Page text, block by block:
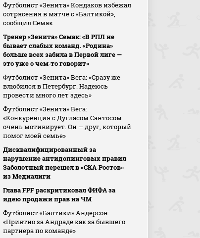
Футболист «Зенита» Кондаков избежал
сотрясения в матче с «Балтикой»,
сообщил Семак
Тренер «Зенита» Семак: «В РПЛ не
бывает слабых команд. «Родина»
больше всех забила в Первой лиге —
это уже о чем‑то говорит»
Футболист «Зенита» Вега: «Сразу же
влюбился в Петербург. Надеюсь
провести много лет здесь»
Футболист «Зенита» Вега:
«Конкуренция с Дугласом Сантосом
очень мотивирует. Он — друг, который
помог моей семье»
Дисквалифицированный за
нарушение антидопинговых правил
Заболотный перешел в «СКА‑Ростов»
из Медиалиги
Глава FPF раскритиковал ФИФА за
идею продажи прав на ЧМ
Футболист «Балтики» Андерсон:
«Приятно за Андраде как за бывшего
партнера по команде»